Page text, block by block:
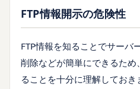
FTP情報開示の危険性
FTP情報を知ることでサーバ
削除などが簡単にできるた
ることを十分に理解しておき